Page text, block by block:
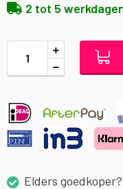
2 tot 5
Elders